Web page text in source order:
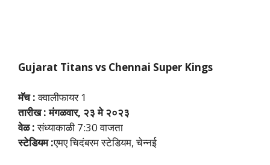
Gujarat Titans vs Chennai Super Kings
मॅच :क्वालीफायर 1
तारीख : मंगळवार, २३ मे २०२३
वेळ :संध्याकाळी 7:30 वाजता
स्टेडियम :एमए चिदंबरम स्टेडियम, चेन्नई